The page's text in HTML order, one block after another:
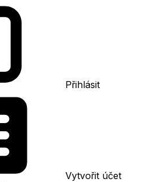
Přihlásit
Vytvořit účet